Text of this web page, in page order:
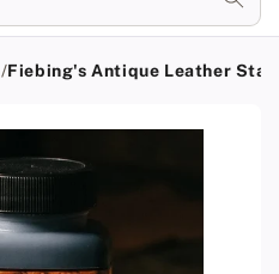
/Fiebing's Antique Leather